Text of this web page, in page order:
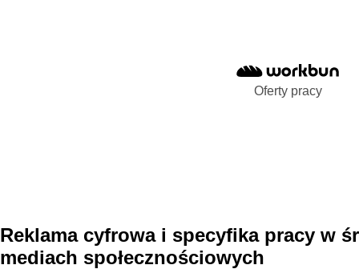
Oferty pracy
Reklama cyfrowa i specyfika pracy w
mediach społecznościowych